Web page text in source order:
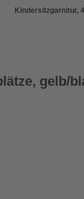
Kindersitzgarnitur,
gelb/